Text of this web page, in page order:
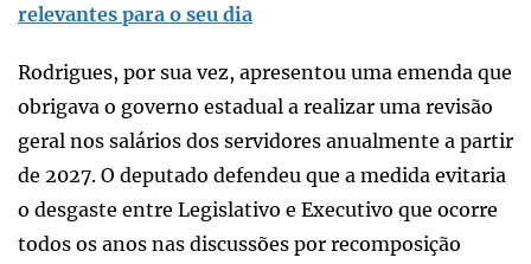
relevantes para o seu dia
Rodrigues, por sua vez, apresentou uma emenda que
obrigava o governo estadual a realizar uma revisão
geral nos salários dos servidores anualmente a partir
de 2027. O deputado defendeu que a medida evitaria
o desgaste entre Legislativo e Executivo que ocorre
todos os anos nas discussões por recomposição